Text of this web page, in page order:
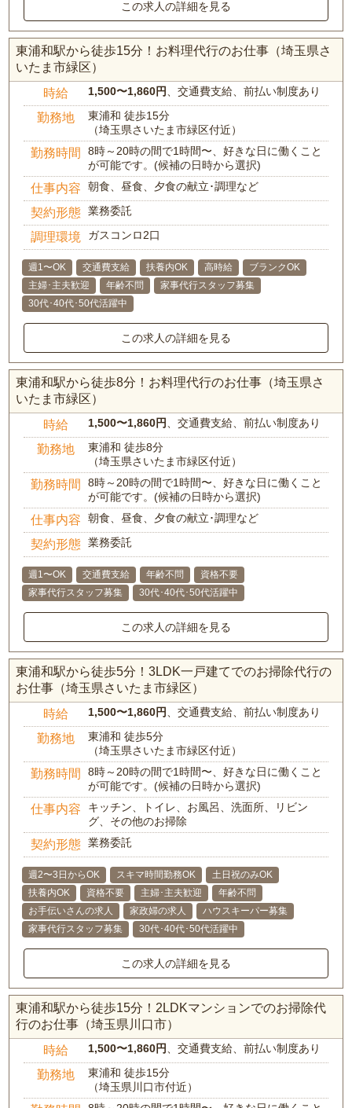
この求人の詳細を見る
東浦和駅から徒歩15分！お料理代行のお仕事（埼玉県さ
いたま市緑区）
時給 1,500〜1,860円、交通費支給、前払い制度あり
勤務地
東浦和 徒歩15分
（埼玉県さいたま市緑区付近）
勤務時間
8時～20時の間で1時間〜、好きな日に働くこと
が可能です。(候補の日時から選択)
仕事内容 朝食、昼食、夕食の献立･調理など
契約形態 業務委託
調理環境 ガスコンロ2口
週1〜OK 交通費支給 扶養内OK 高時給
ブランクOK
主婦･主夫歓迎
年齢不問
家事代行スタッフ募集
30代･40代･50代活躍中
この求人の詳細を見る
東浦和駅から徒歩8分！お料理代行のお仕事（埼玉県さ
いたま市緑区）
時給 1,500〜1,860円、交通費支給、前払い制度あり
勤務地
東浦和 徒歩8分
（埼玉県さいたま市緑区付近）
勤務時間
8時～20時の間で1時間〜、好きな日に働くこと
が可能です。(候補の日時から選択)
仕事内容 朝食、昼食、夕食の献立･調理など
契約形態 業務委託
週1〜OK 交通費支給 年齢不問
資格不要
家事代行スタッフ募集
30代･40代･50代活躍中
この求人の詳細を見る
東浦和駅から徒歩5分！3LDK一戸建てでのお掃除代行の
お仕事（埼玉県さいたま市緑区）
時給 1,500〜1,860円、交通費支給、前払い制度あり
勤務地
東浦和 徒歩5分
（埼玉県さいたま市緑区付近）
勤務時間
8時～20時の間で1時間〜、好きな日に働くこと
が可能です。(候補の日時から選択)
仕事内容
キッチン、トイレ、お風呂、洗面所、リビン
グ、その他のお掃除
契約形態 業務委託
週2〜3日からOK スキマ時間勤務OK
土日祝のみOK
扶養内OK
資格不要 主婦･主夫歓迎
年齢不問
お手伝いさんの求人
家政婦の求人
ハウスキーパー募集
家事代行スタッフ募集
30代･40代･50代活躍中
この求人の詳細を見る
東浦和駅から徒歩15分！2LDKマンションでのお掃除代
行のお仕事（埼玉県川口市）
時給 1,500〜1,860円、交通費支給、前払い制度あり
勤務地
東浦和 徒歩15分
（埼玉県川口市付近）